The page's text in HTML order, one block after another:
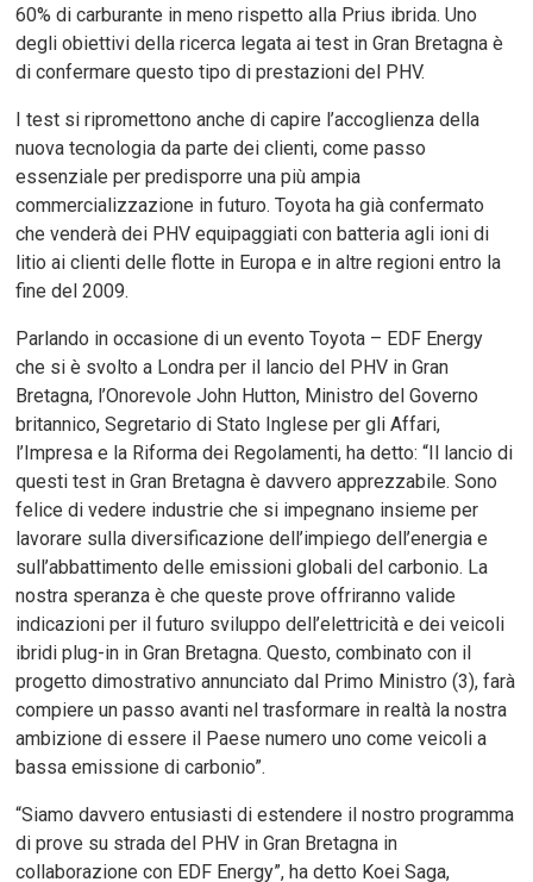
60% di carburante in meno rispetto alla Prius ibrida. Uno
degli obiettivi della ricerca legata ai test in Gran Bretagna è
di confermare questo tipo di prestazioni del PHV.
I test si ripromettono anche di capire l’accoglienza della
nuova tecnologia da parte dei clienti, come passo
essenziale per predisporre una più ampia
commercializzazione in futuro. Toyota ha già confermato
che venderà dei PHV equipaggiati con batteria agli ioni di
litio ai clienti delle flotte in Europa e in altre regioni entro la
fine del 2009.
Parlando in occasione di un evento Toyota – EDF Energy
che si è svolto a Londra per il lancio del PHV in Gran
Bretagna, l’Onorevole John Hutton, Ministro del Governo
britannico, Segretario di Stato Inglese per gli Affari,
l’Impresa e la Riforma dei Regolamenti, ha detto: “Il lancio di
questi test in Gran Bretagna è davvero apprezzabile. Sono
felice di vedere industrie che si impegnano insieme per
lavorare sulla diversificazione dell’impiego dell’energia e
sull’abbattimento delle emissioni globali del carbonio. La
nostra speranza è che queste prove offriranno valide
indicazioni per il futuro sviluppo dell’elettricità e dei veicoli
ibridi plug-in in Gran Bretagna. Questo, combinato con il
progetto dimostrativo annunciato dal Primo Ministro (3), farà
compiere un passo avanti nel trasformare in realtà la nostra
ambizione di essere il Paese numero uno come veicoli a
bassa emissione di carbonio”.
“Siamo davvero entusiasti di estendere il nostro programma
di prove su strada del PHV in Gran Bretagna in
collaborazione con EDF Energy”, ha detto Koei Saga,